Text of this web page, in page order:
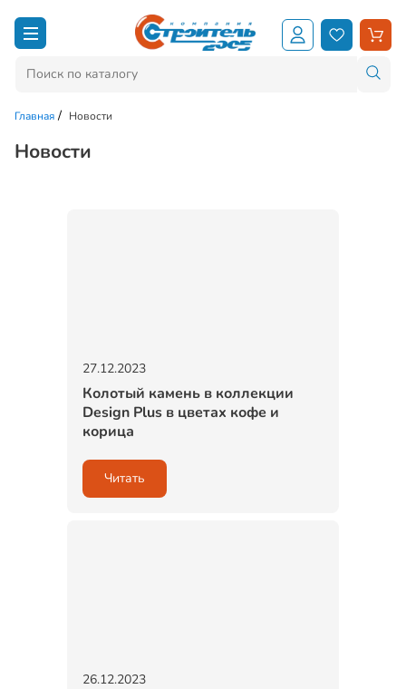
Главная Новости
Новости
27.12.2023
Колотый камень в коллекции
Design Plus в цветах кофе и
корица
Читать
26.12.2023